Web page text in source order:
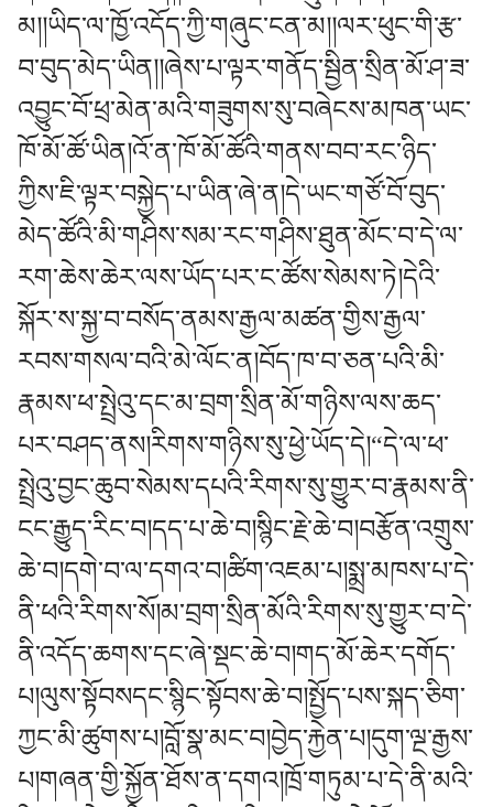
མ།།ཡིད་ལ་ཁྱོ་འདོད་ཀྱི་གཞུང་ངན་མ།།ལར་ཕུང་གི་རྩ་
བ་བུད་མེད་ཡིན།།ཞེས་པ་ལྟར་གནོད་སྦྱིན་སྲིན་མོ་ཤ་ཟ་
འབྱུང་བོ་ཕྲ་མེན་མའི་གཟུགས་སུ་བཞེངས་མཁན་ཡང་
ཁོ་མོ་ཚོ་ཡིན།འོ་ན་ཁོ་མོ་ཚོའི་གནས་བབ་རང་ཉིད་
ཀྱིས་ཇི་ལྟར་བསྐྱེད་པ་ཡིན་ཞེ་ན།དེ་ཡང་གཙོ་བོ་བུད་
མེད་ཚོའི་མི་གཤིས་སམ་རང་གཤིས་ཐུན་མོང་བ་དེ་ལ་
རག་ཆེས་ཆེར་ལས་ཡོད་པར་ང་ཚོས་སེམས་ཏེ།དེའི་
སྐོར་ས་སྐྱ་བ་བསོད་ནམས་རྒྱལ་མཚན་གྱིས་རྒྱལ་
རབས་གསལ་བའི་མེ་ལོང་ན།བོད་ཁ་བ་ཅན་པའི་མི་
རྣམས་ཕ་སྤྲེའུ་དང་མ་བྲག་སྲིན་མོ་གཉིས་ལས་ཆད་
པར་བཤད་ནས།རིགས་གཉིས་སུ་ཕྱེ་ཡོད་དེ།“དེ་ལ་ཕ་
སྤྲེའུ་བྱང་ཆུབ་སེམས་དཔའི་རིགས་སུ་གྱུར་བ་རྣམས་ནི་
ངང་རྒྱུད་རིང་བ།དད་པ་ཆེ་བ།སྙིང་རྗེ་ཆེ་བ།བརྩོན་འགྲུས་
ཆེ་བ།དགེ་བ་ལ་དགའ་བ།ཚིག་འཇམ་པ།སྨྲ་མཁས་པ་དེ་
ནི་ཕའི་རིགས་སོ།མ་བྲག་སྲིན་མོའི་རིགས་སུ་གྱུར་བ་དེ་
ནི་འདོད་ཆགས་དང་ཞེ་སྡང་ཆེ་བ།གད་མོ་ཆེར་དགོད་
པ།ལུས་སྟོབསདང་སྙིང་སྟོབས་ཆེ་བ།སྤྱོད་པས་སྐད་ཅིག་
ཀྱང་མི་ཚུགས་པ།བློ་སྣ་མང་བ།བྱེད་རྐྱེན་པ།དུག་ལྔ་རྒྱས་
པ།གཞན་གྱི་སྐྱོན་ཐོས་ན་དགའ།ཁྲོ་གཏུམ་པ་དེ་ནི་མའི་